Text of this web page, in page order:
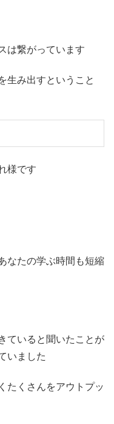
は繋がっています
生み出すということ
様です
なたの学ぶ時間も短縮
ていると聞いたことが
いました
たくさんをアウトプッ